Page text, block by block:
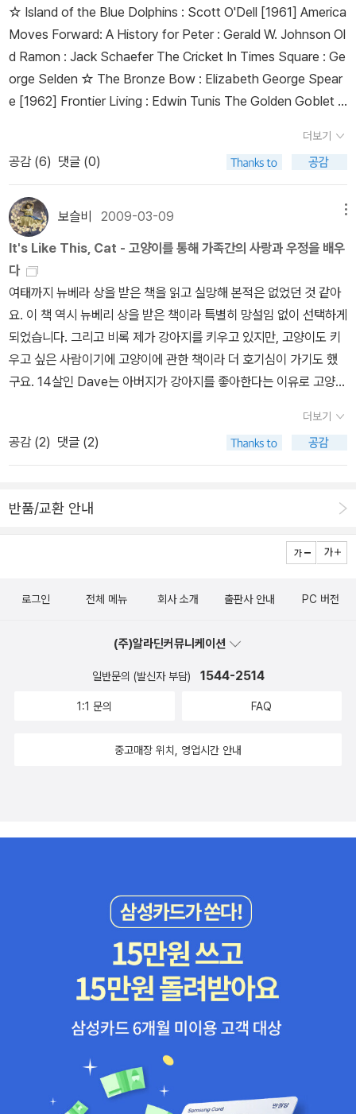
혼자 낄낄대면서 읽었습니다.저는 딸아이만 키우기때문에, 사내애를
키우는 것에 대해서는 잘 모르지만,이 책을 읽기 전에는, 아들은 아빠
와 - 같은 남자끼리 - 잘 지내고 좋을것이라고 막연하게 생각했었습
니다.그런데, ㅎㅎ 여기 읽어보니 전혀 다르더군요.아버지들은 늘 아
들이 기대치에 못미쳐 탐탁지 않고, 아들은 구시대적 사고방식을 들
다.이 책에서는 그런 것들을 무겁지 않고, 아주 가볍게 다루고 있습니
다.주인공 Dave가 수코양이를 한마리 키우게 되면서 발생되는 주변
의 일들을 그리고 있는데,특별한 이벤트나 스릴이나 그런 것은 전혀
없는 책입니다.고양이가 주인공인것도 전혀 아니고요... ^^잔잔한 일
상을 편안하게 그리면서, 그 안에 비쳐지는 내면을 자연스럽게 보여
줍니다.일인칭 작가시점으로 해서, 소년이 궁시렁거리면서 자기 이야
기를 해나가는 듯 보입니다.시제는 현재로 써있어서 일들이 더 실감
나게 느껴지고요, 읽기도 쉽습니다.마치 따라다니면서 보는 것 같은
기분이 들더라구요.배경은 1960년대 뉴욕입니다.그래서 약간 촌스
러운 옛날 이야기들이 정겹더군요.작년에 전철타고 뉴욕을 돌던 생각
도 나고... 아는 지명들이 나와서 더 즐겁게 읽었습니다.2회독때에는
집에 읽으면서, 뉴욕지도를 펴서 좀 보면서 읽어봐야겠어요.그러면
수월하게 읽힙니다.저같은 경우, 모르는 단어가 많으면 한쪽에 2개
☆ Island of the Blue Dolphins : Scott O'Dell [1961] America
Moves Forward: A History for Peter : Gerald W. Johnson Ol
d Ramon : Jack Schaefer The Cricket In Times Square : Ge
orge Selden ☆ The Bronze Bow : Elizabeth George Spear
e [1962] Frontier Living : Edwin Tunis The Golden Goblet :
nd Legends from Scotland : Sorche Nic Leodhas Men of A
thens : Olivia Coolidge ☆ It's Like This, Cat by Emily Neville
[1964] Rascal: A Memoir of a Better Era : Sterling North T
he Loner : Ester Wier ☆ Shadow of a Bull : Maia Wojciecho
wska [1965] Across Five Aprils : Irene Hunt ☆ I, Juan de P
areja : Elizabeth Borton de Trevino [1966] The Black Caul
dron : Lloyd Alexander The Animal Family : Randall Jarrell T
he Noonday Friends : Mary Stolz ☆ Up a Road Slowly : Ire
ne Hunt [1967] The King's Fifth : Scott O'Dell Zlateh The
Goat and Other Stories : Isaac Bashevis Singer The Jazz
Man : Mary Hays Weik ☆ From the Mixed-Up Files of Mrs.
ate, Macbeth, William McKinley, and Me, Elizabeth : E. L. K
nyder ☆ The High King : Lloyd Alexander [1969] To Be a S
her Stories : Isaac Bashevis Singer ☆ Sounder : William H.
y Ways of Seeing: An Introduction to the Pleasures of Art :
더보기
공감 (6) 댓글 (0)
보슬비 2009-03-09
It's Like This, Cat - 고양이를 통해 가족간의 사랑과 우정을 배우
다
여태까지 뉴베라 상을 받은 책을 읽고 실망해 본적은 없었던 것 같아
요. 이 책 역시 뉴베리 상을 받은 책이라 특별히 망설임 없이 선택하게
되었습니다. 그리고 비록 제가 강아지를 키우고 있지만, 고양이도 키
우고 싶은 사람이기에 고양이에 관한 책이라 더 호기심이 가기도 했
구요. 14살인 Dave는 아버지가 강아지를 좋아한다는 이유로 고양이
붙여주었는데 이 고양이를 통해 새로운 관계들을 배우게 되어요.고양
이 때문에 친한 친구와 싸우기도 했지만, 새로운 친구와 우정을 쌓기
도 하고 가족에 대해서도 돌아보는 계기를 마련하게 해준답니다. 사
의 관계는 참 쉬운듯하면서도 어려운것 같아요.고양이로 인해 알게
보면서아버지를 싫어하지만 결국 자신이 아버지와 가장 닮았다는것
역시 아버지를 잘 이해하지 못한다는것을 깨닫게 됩니다. 그래서 이
으로 한 이야기라서 아마 뉴욕을 사는 사람들이라면 지리를 알아서인
지 더 좋아했을거란 생각이 들더군요. 저 역시 책 속에 잠깐 체코와 도
속의 배경이 되는 뉴욕의 모습 Dave 가족이 휴가를 가려고 했는데,
양이 챕터마다 그 상황에 맞는 삽화가 삽입되어 있답니다.
더보기
공감 (2) 댓글 (2)
반품/교환 안내
로그인 전체 메뉴 회사 소개 출판사 안내 PC 버전
(주)알라딘커뮤니케이션
일반문의 (발신자 부담) 1544-2514
1:1 문의 FAQ
중고매장 위치, 영업시간 안내